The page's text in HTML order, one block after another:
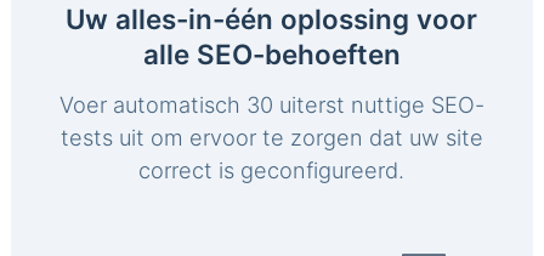
Uw alles-in-één oplossing voor
alle SEO-behoeften
Voer automatisch 30 uiterst nuttige SEO-
tests uit om ervoor te zorgen dat uw site
correct is geconfigureerd.